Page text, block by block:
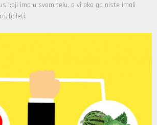
koji ima u svom telu, a vi ako ga niste imali